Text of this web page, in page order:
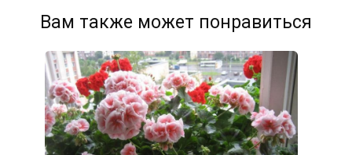
Вам также может понравиться